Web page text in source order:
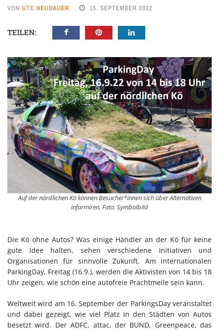
VON UTE NEUBAUER 15. SEPTEMBER 2022
TEILEN:
Auf der nördlichen Kö können Besucher*innen sich über Alternativen
informiren, Foto: Symbolbild
Die Kö ohne Autos? Was einige Händler an der Kö für keine
gute Idee halten, sehen verschiedene Initiativen und
Organisationen für sinnvolle Zukunft. Am internationalen
ParkingDay, Freitag (16.9.), werden die Aktivisten von 14 bis 18
Uhr zeigen, wie schön eine autofreie Prachtmeile sein kann.
Weltweit wird am 16. September der ParkingsDay veranstaltet
und dabei gezeigt, wie viel Platz in den Städten von Autos
besetzt wird. Der ADFC, attac, der BUND, Greenpeace, das